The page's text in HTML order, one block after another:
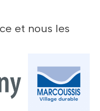
et nous les